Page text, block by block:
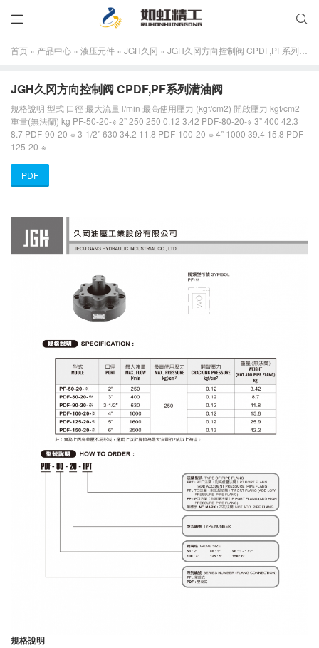


首页 » 产品中心 » 液压元件 » JGH久冈 » JGH久冈方向控制阀 CPDF,PF系列满油阀
JGH久冈方向控制阀 CPDF,PF系列满油阀
規格說明 型式 口徑 最大流量 l/min 最高使用壓力 (kgf/cm2) 開啟壓力 kgf/cm2
重量(無法蘭) kg PF-50-20-※ 2” 250 250 0.12 3.42 PDF-80-20-※ 3” 400 42.3
8.7 PDF-90-20-※ 3-1/2” 630 34.2 11.8 PDF-100-20-※ 4” 1000 39.4 15.8 PDF-
125-20-※
PDF
規格說明